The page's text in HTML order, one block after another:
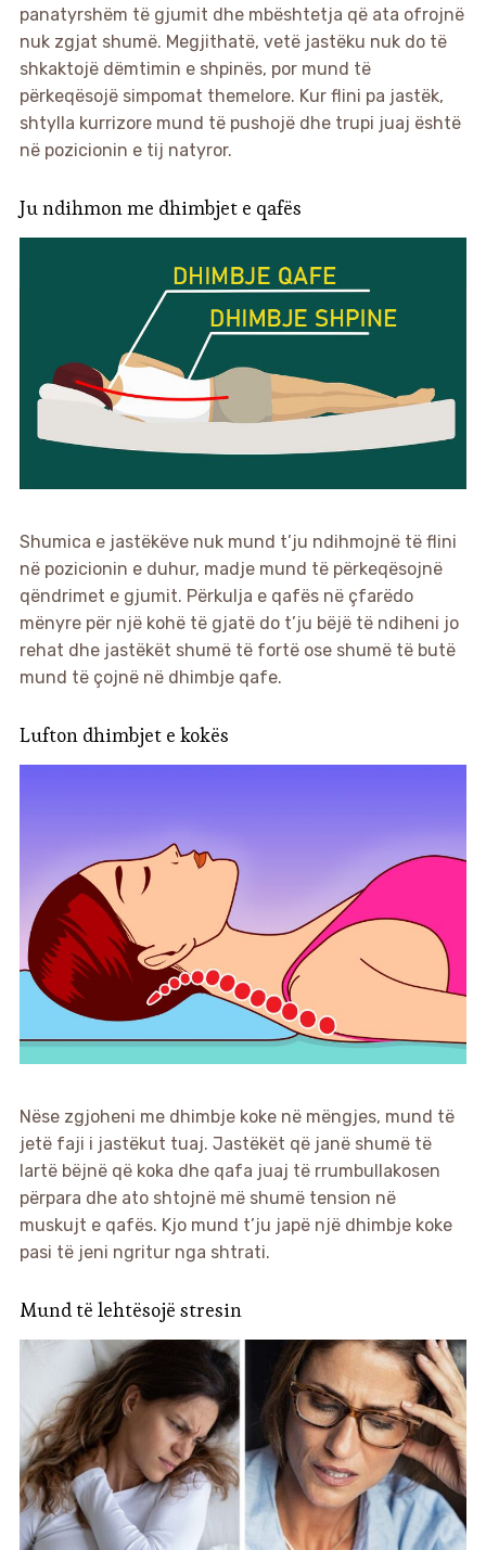
panatyrshëm të gjumit dhe mbështetja që ata ofrojnë
nuk zgjat shumë. Megjithatë, vetë jastëku nuk do të
shkaktojë dëmtimin e shpinës, por mund të
përkeqësojë simpomat themelore. Kur flini pa jastëk,
shtylla kurrizore mund të pushojë dhe trupi juaj është
në pozicionin e tij natyror.
Ju ndihmon me dhimbjet e qafës
Shumica e jastëkëve nuk mund t’ju ndihmojnë të flini
në pozicionin e duhur, madje mund të përkeqësojnë
qëndrimet e gjumit. Përkulja e qafës në çfarëdo
mënyre për një kohë të gjatë do t’ju bëjë të ndiheni jo
rehat dhe jastëkët shumë të fortë ose shumë të butë
mund të çojnë në dhimbje qafe.
Lufton dhimbjet e kokës
Nëse zgjoheni me dhimbje koke në mëngjes, mund të
jetë faji i jastëkut tuaj. Jastëkët që janë shumë të
lartë bëjnë që koka dhe qafa juaj të rrumbullakosen
përpara dhe ato shtojnë më shumë tension në
muskujt e qafës. Kjo mund t’ju japë një dhimbje koke
pasi të jeni ngritur nga shtrati.
Mund të lehtësojë stresin